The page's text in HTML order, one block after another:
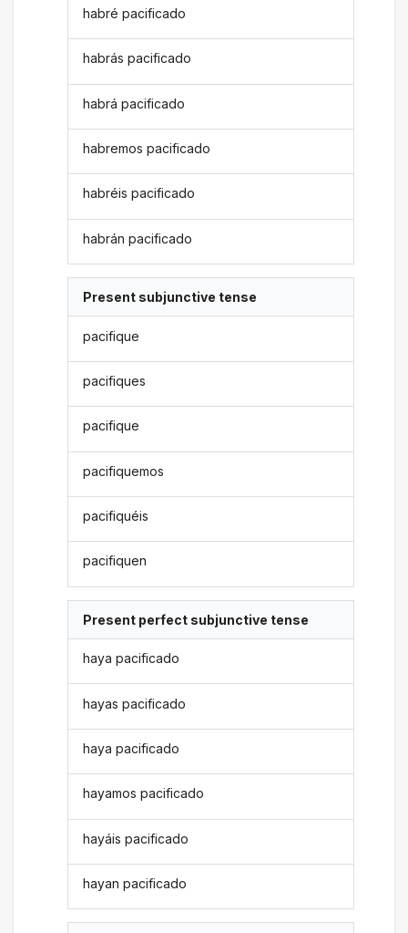
habré pacificado
habrás pacificado
habrá pacificado
habremos pacificado
habréis pacificado
habrán pacificado
Present subjunctive tense
pacifique
pacifiques
pacifique
pacifiquemos
pacifiquéis
pacifiquen
Present perfect subjunctive tense
haya pacificado
hayas pacificado
haya pacificado
hayamos pacificado
hayáis pacificado
hayan pacificado